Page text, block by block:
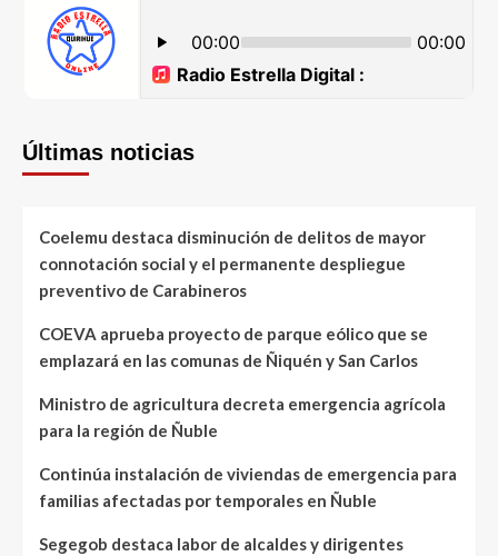
Últimas noticias
Coelemu destaca disminución de delitos de mayor
connotación social y el permanente despliegue
preventivo de Carabineros
COEVA aprueba proyecto de parque eólico que se
emplazará en las comunas de Ñiquén y San Carlos
Ministro de agricultura decreta emergencia agrícola
para la región de Ñuble
Continúa instalación de viviendas de emergencia para
familias afectadas por temporales en Ñuble
Segegob destaca labor de alcaldes y dirigentes